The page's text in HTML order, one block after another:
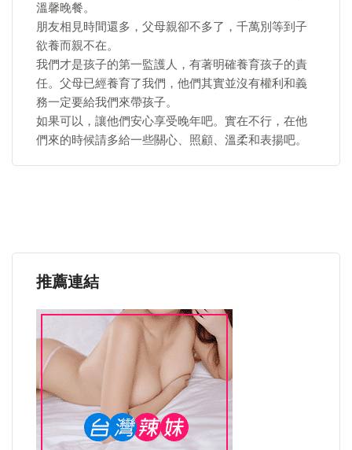
溫馨晚餐。
朋友相見時間還多，父母親卻不多了，千萬別等到子
欲養而親不在。
​我們才是孩子的第一監護人，有著明確養育孩子的責
任。父母已經養育了我們，他們其實並沒有權利和義
務一定要給我們來帶孩子。
如果可以，讓他們安心享受晚年吧。實在不行，在他
們來的時候請多給一些關心、照顧、溫柔和表揚吧。
推薦連結